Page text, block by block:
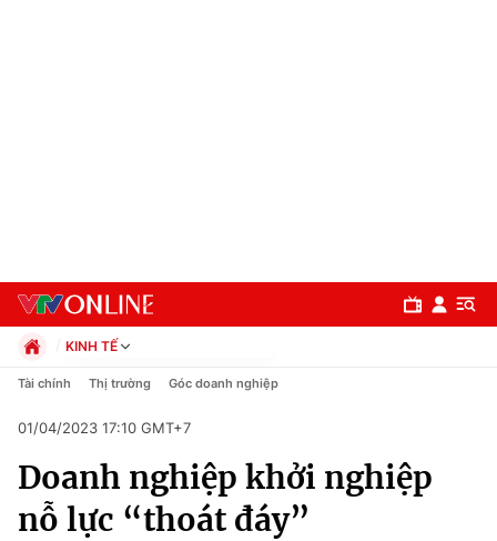
Chuyên mục
Chính trị
KINH TẾ
Chính trị
Pháp luật
Kinh tế
Thể thao
Truyền hình
Tài chính Thị trường Góc doanh nghiệp
01/04/2023 17:10 GMT+7
Doanh nghiệp khởi nghiệp
nỗ lực “thoát đáy”